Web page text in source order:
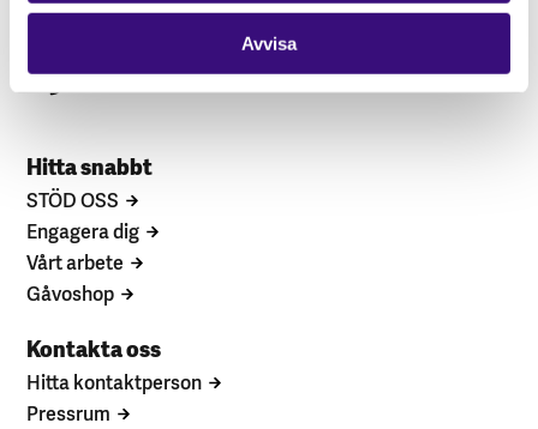
Avvisa
Hitta snabbt
STÖD OSS
Engagera dig
Vårt arbete
Gåvoshop
Kontakta oss
Hitta kontaktperson
Pressrum